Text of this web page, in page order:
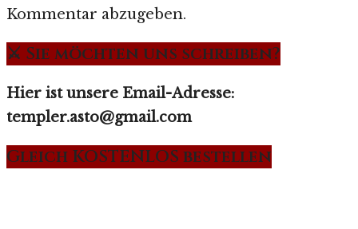
Kommentar abzugeben.
⚔️ Sie möchten uns schreiben?
Hier ist unsere Email-Adresse:
templer.asto@gmail.com
Gleich KOSTENLOS bestellen